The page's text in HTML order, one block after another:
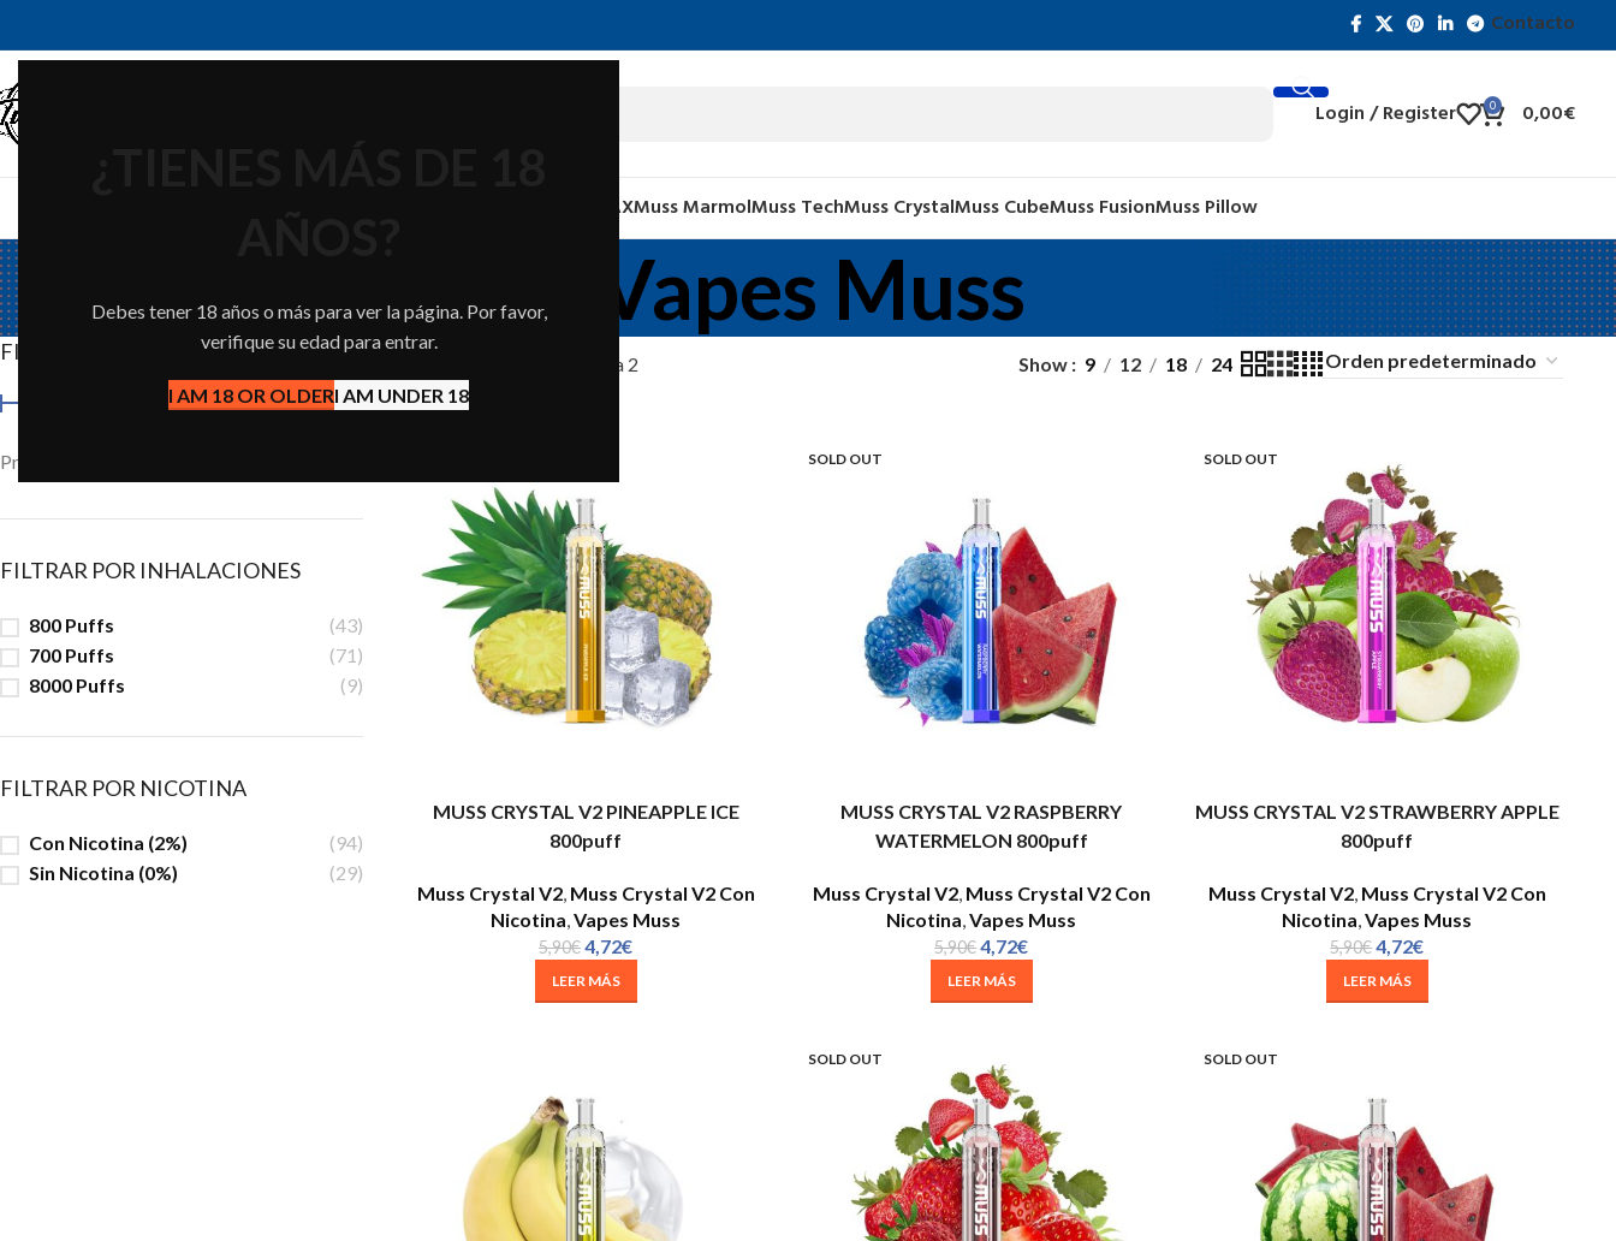
Debes tener 18 años o más para ver la página. Por favor,
verifique su edad para entrar.
I AM 18 OR OLDERI AM UNDER 18
Contacto
Login / Register 0 0,00€
Muss XMAXMuss MarmolMuss TechMuss CrystalMuss CubeMuss FusionMuss Pillow
Vapes Muss
FILTRAR POR PRECIO
Precio:
FILTRAR POR INHALACIONES
800 Puffs
(43)
700 Puffs
(71)
8000 Puffs
(9)
FILTRAR POR NICOTINA
Con Nicotina (2%)
(94)
Sin Nicotina (0%)
(29)
Página 2 Show 9 12 18 24
MUSS CRYSTAL V2 PINEAPPLE ICE
800puff
Muss Crystal V2, Muss Crystal V2 Con
Nicotina,Vapes Muss
5,90€4,72€
LEER MÁS
SOLD OUT
MUSS CRYSTAL V2 RASPBERRY
WATERMELON 800puff
Muss Crystal V2, Muss Crystal V2 Con
Nicotina,Vapes Muss
5,90€4,72€
LEER MÁS
SOLD OUT
MUSS CRYSTAL V2 STRAWBERRY APPLE
800puff
Muss Crystal V2, Muss Crystal V2 Con
Nicotina,Vapes Muss
5,90€4,72€
LEER MÁS
SOLD OUT SOLD OUT